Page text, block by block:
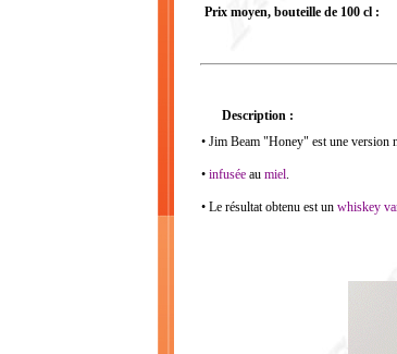
Prix moyen, bouteille de 100 cl :
Description :
• Jim Beam "Honey" est une version
• infusée au miel.
• Le résultat obtenu est un whiskey